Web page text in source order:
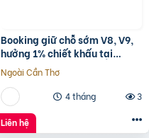
Booking giữ chỗ sớm V8, V9,
hưởng 1% chiết khấu tại
Sunshine Sky City để đón đầu
hạ tầng phát triển
Ngoài Cần Thơ
4 tháng
3
Liên hệ